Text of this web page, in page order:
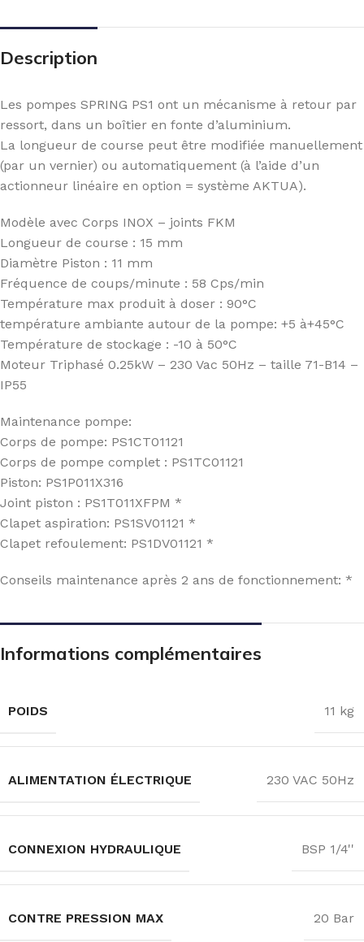
Description
Les pompes SPRING PS1 ont un mécanisme à retour par
ressort, dans un boîtier en fonte d’aluminium.
La longueur de course peut être modifiée manuellement
(par un vernier) ou automatiquement (à l’aide d’un
actionneur linéaire en option = système AKTUA).
Modèle avec Corps INOX – joints FKM
Longueur de course : 15 mm
Diamètre Piston : 11 mm
Fréquence de coups/minute : 58 Cps/min
Température max produit à doser : 90°C
température ambiante autour de la pompe: +5 à+45°C
Température de stockage : -10 à 50°C
Moteur Triphasé 0.25kW – 230 Vac 50Hz – taille 71-B14 –
IP55
Maintenance pompe:
Corps de pompe: PS1CT01121
Corps de pompe complet : PS1TC01121
Piston: PS1P011X316
Joint piston : PS1T011XFPM *
Clapet aspiration: PS1SV01121 *
Clapet refoulement: PS1DV01121 *
Conseils maintenance après 2 ans de fonctionnement: *
Informations complémentaires
POIDS 11 kg
ALIMENTATION ÉLECTRIQUE 230 VAC 50Hz
CONNEXION HYDRAULIQUE BSP 1/4''
CONTRE PRESSION MAX 20 Bar